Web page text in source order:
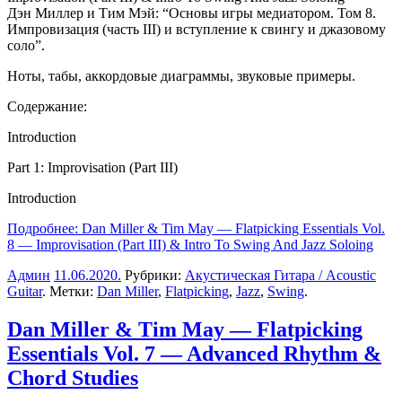
Дэн Миллер и Тим Мэй: “Основы игры медиатором. Том 8.
Импровизация (часть III) и вступление к свингу и джазовому
соло”.
Ноты, табы, аккордовые диаграммы, звуковые примеры.
Содержание:
Introduction
Part 1: Improvisation (Part III)
Introduction
Подробнее: Dan Miller & Tim May — Flatpicking Essentials Vol.
8 — Improvisation (Part III) & Intro To Swing And Jazz Soloing
Админ 11.06.2020. Рубрики: Акустическая Гитара / Acoustic
Guitar. Метки: Dan Miller, Flatpicking, Jazz, Swing.
Dan Miller & Tim May — Flatpicking
Essentials Vol. 7 — Advanced Rhythm &
Chord Studies